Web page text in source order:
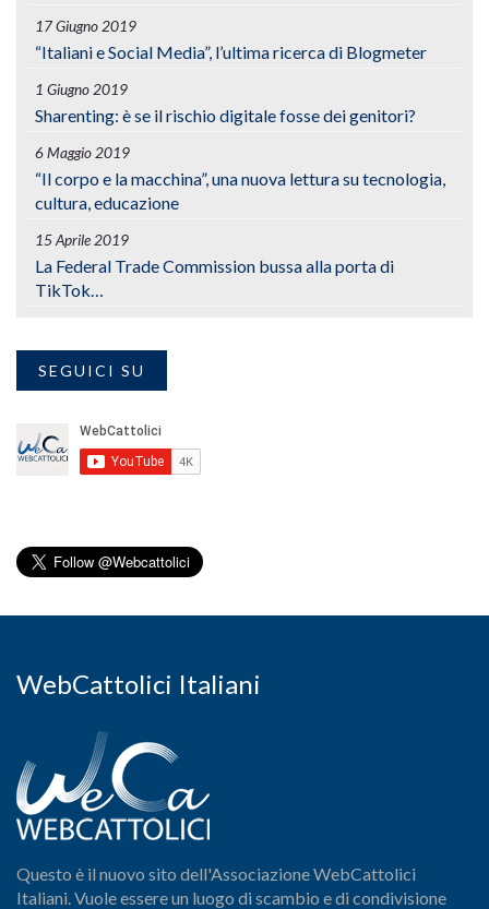
17 Giugno 2019
“Italiani e Social Media”, l’ultima ricerca di Blogmeter
1 Giugno 2019
Sharenting: è se il rischio digitale fosse dei genitori?
6 Maggio 2019
“Il corpo e la macchina”, una nuova lettura su tecnologia,
cultura, educazione
15 Aprile 2019
La Federal Trade Commission bussa alla porta di
TikTok…
SEGUICI SU
WebCattolici Italiani
Questo è il nuovo sito dell'Associazione WebCattolici
Italiani. Vuole essere un luogo di scambio e di condivisione